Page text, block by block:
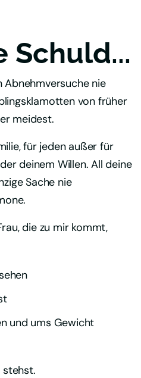
Schuld...
Abnehmversuche nie
von früher
meidest.
für jeden außer für
deinem Willen. All deine
Sache nie
die zu mir kommt,
und ums Gewicht
stehst.